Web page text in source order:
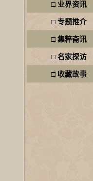
□ 业界资讯
□ 专题推介
□ 集粹斋讯
□ 名家探访
□ 收藏故事